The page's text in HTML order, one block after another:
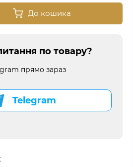
До кошика
по товару?
прямо зараз
Telegram